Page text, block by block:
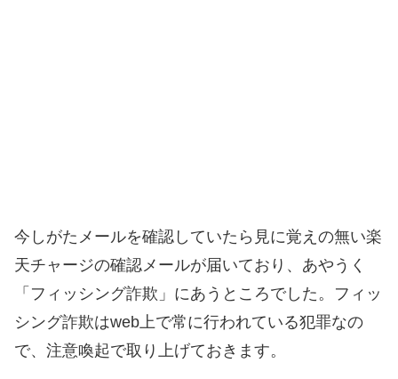
今しがたメールを確認していたら見に覚えの無い楽
天チャージの確認メールが届いており、あやうく
「フィッシング詐欺」にあうところでした。フィッ
シング詐欺はweb上で常に行われている犯罪なの
で、注意喚起で取り上げておきます。